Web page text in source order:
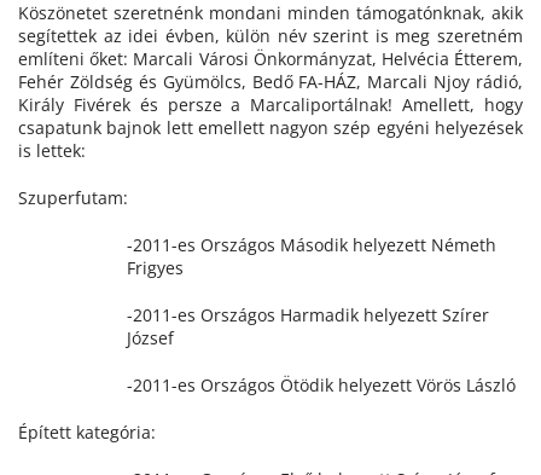
Köszönetet szeretnénk mondani minden támogatónknak, akik
segítettek az idei évben, külön név szerint is meg szeretném
említeni őket: Marcali Városi Önkormányzat, Helvécia Étterem,
Fehér Zöldség és Gyümölcs, Bedő FA-HÁZ, Marcali Njoy rádió,
Király Fivérek és persze a Marcaliportálnak! Amellett, hogy
csapatunk bajnok lett emellett nagyon szép egyéni helyezések
is lettek:
Szuperfutam:
-2011-es Országos Második helyezett Németh
Frigyes
-2011-es Országos Harmadik helyezett Szírer
József
-2011-es Országos Ötödik helyezett Vörös László
Épített kategória: